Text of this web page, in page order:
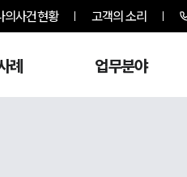
의사건현황 고객의 소리
례 업무분야